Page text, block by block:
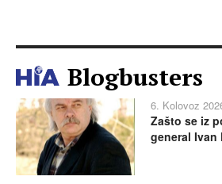
Blogbusters
6. Kolovoz
Zašto se iz
general Ivan